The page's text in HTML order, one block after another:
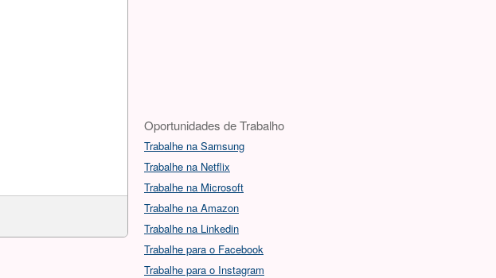
Oportunidades de Trabalho
Trabalhe na Samsung
Trabalhe na Netflix
Trabalhe na Microsoft
Trabalhe na Amazon
Trabalhe na Linkedin
Trabalhe para o Facebook
Trabalhe para o Instagram